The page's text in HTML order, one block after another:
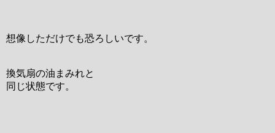
想像しただけでも恐ろしいです。
換気扇の油まみれと
同じ状態です。